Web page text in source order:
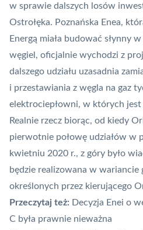
w sprawie dalszych losów
Ostrołęka. Poznańska Enea,
Energą miała budować słynny
węgiel , oficjalnie wychodzi z
dalszego udziału uzasadnia
i przestawiania z węgla na gaz
elektrociepłowni, w których jest
Realnie rzecz biorąc, od kiedy
pierwotnie połowę udziałów w
kwietniu 2020 r., z góry było
będzie realizowana w wariancie
określonych przez kierującego
Przeczytaj też: Decyzja Enei o
C była prawnie nieważna